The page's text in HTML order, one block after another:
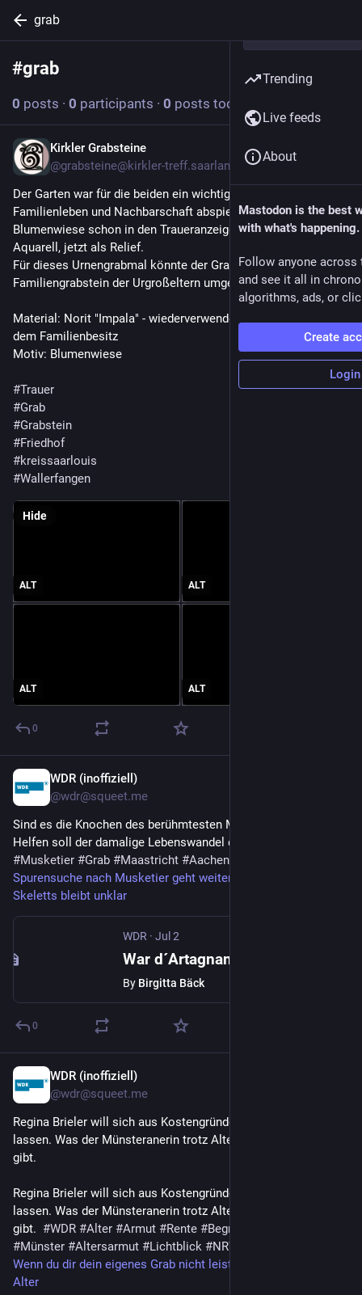
grab
#grab
0 posts · 0 participants · 0 posts today
Kirkler Grabsteine
@grabsteine@kirkler-treff.saarland
Der Garten war für die beiden ein wichtiger Ort, an dem sich
Familienleben und Nachbarschaft abspielte. Deshalb war die
Blumenwiese schon in den Traueranzeigen Motiv. Dort als
Aquarell, jetzt als Relief.
Für dieses Urnengrabmal könnte der Grabstein der
Familiengrabstein der Urgroßeltern umgenutzt werden.
Material: Norit "Impala" - wiederverwendetes Grabmal aus
dem Familienbesitz
Motiv: Blumenwiese
#Trauer
#Grab
#Grabstein
#Friedhof
#kreissaarlouis
#Wallerfangen
ALT ALT
ALT ALT
Hide
0
WDR (inoffiziell)
@wdr@squeet.me
Sind es die Knochen des berühmtesten Musketiers oder nicht?
Helfen soll der damalige Lebenswandel d´Artagnans.
#Musketier #Grab #Maastricht #Aachen
Spurensuche nach Musketier geht weiter: Identität des
Skeletts bleibt unklar
WDR · Jul 2
By Birgitta Bäck
0
WDR (inoffiziell)
@wdr@squeet.me
Regina Brieler will sich aus Kostengründen anonym bestatten
lassen. Was der Münsteranerin trotz Altersarmut Hoffnung
gibt.
Regina Brieler will sich aus Kostengründen anonym bestatten
lassen. Was der Münsteranerin trotz Altersarmut Hoffnung
gibt. #WDR #Alter #Armut #Rente #Begräbnis
#Münster #Altersarmut #Lichtblick #NRW
Wenn du dir dein eigenes Grab nicht leisten kannst - Arm im
Alter
Trending
Live feeds
About
Mastodon is the best
with what's happening.
Follow anyone across
and see it all in
algorithms, ads, or
Create
Login